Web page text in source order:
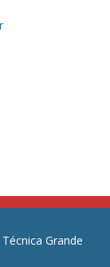
Grande